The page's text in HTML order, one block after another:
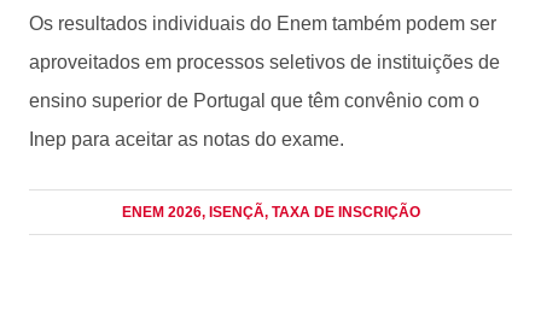
Os resultados individuais do Enem também podem ser
aproveitados em processos seletivos de instituições de
ensino superior de Portugal que têm convênio com o
Inep para aceitar as notas do exame.
ENEM 2026, ISENÇÃ, TAXA DE INSCRIÇÃO